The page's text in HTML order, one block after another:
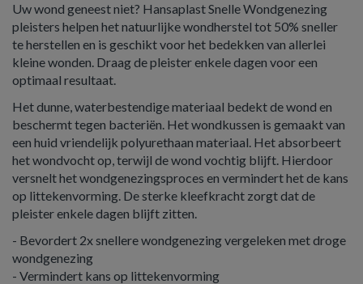
Uw wond geneest niet? Hansaplast Snelle Wondgenezing
pleisters helpen het natuurlijke wondherstel tot 50% sneller
te herstellen en is geschikt voor het bedekken van allerlei
kleine wonden. Draag de pleister enkele dagen voor een
optimaal resultaat.
Het dunne, waterbestendige materiaal bedekt de wond en
beschermt tegen bacteriën. Het wondkussen is gemaakt van
een huid vriendelijk polyurethaan materiaal. Het absorbeert
het wondvocht op, terwijl de wond vochtig blijft. Hierdoor
versnelt het wondgenezingsproces en vermindert het de kans
op littekenvorming. De sterke kleefkracht zorgt dat de
pleister enkele dagen blijft zitten.
- Bevordert 2x snellere wondgenezing vergeleken met droge
wondgenezing
- Vermindert kans op littekenvorming